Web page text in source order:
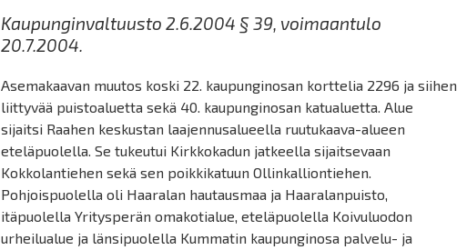
Kaupunginvaltuusto 2.6.2004 § 39, voimaantulo
20.7.2004.
Asemakaavan muutos koski 22. kaupunginosan korttelia 2296 ja siihen
liittyvää puistoaluetta sekä 40. kaupunginosan katualuetta. Alue
sijaitsi Raahen keskustan laajennusalueella ruutukaava-alueen
eteläpuolella. Se tukeutui Kirkkokadun jatkeella sijaitsevaan
Kokkolantiehen sekä sen poikkikatuun Ollinkalliontiehen.
Pohjoispuolella oli Haaralan hautausmaa ja Haaralanpuisto,
itäpuolella Yritysperän omakotialue, eteläpuolella Koivuluodon
urheilualue ja länsipuolella Kummatin kaupunginosa palvelu- ja